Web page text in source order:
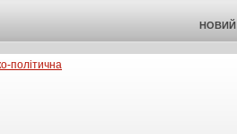
НОВИЙ